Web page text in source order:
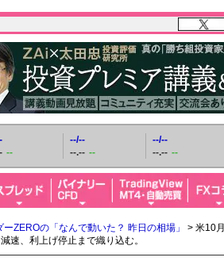
--
--/--
--.-- --
--/--
--.-- --
ーZEROの「なんで動いた？ 昨日の相場」
> 米10月
速、利上げ停止まで織り込む。